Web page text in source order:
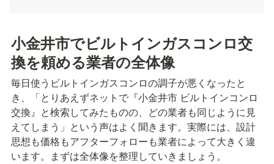
小金井市でビルトインガスコンロ交
換を頼める業者の全体像
毎日使うビルトインガスコンロの調子が悪くなったと
き、「とりあえずネットで『小金井市 ビルトインコンロ
交換』と検索してみたものの、どの業者も同じように見
えてしまう」という声はよく聞きます。実際には、設計
思想も価格もアフターフォローも業者によって大きく違
います。まずは全体像を整理していきましょう。